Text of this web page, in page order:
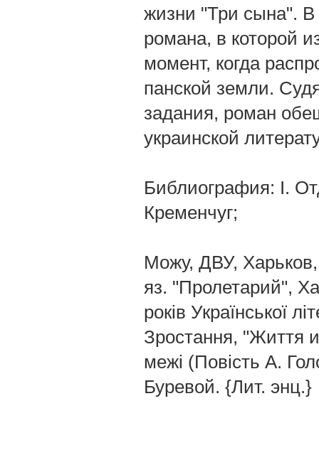
жизни "Три сына". В
романа, в которой
момент, когда
панской земли.
задания, роман
украинской
Библиография: I.
Кременчуг;
Можу, ДВУ,
яз. "Пролетарий",
років Української
Зростання, "Життя
межі (Повість А.
Буревой. {Лит. энц.}